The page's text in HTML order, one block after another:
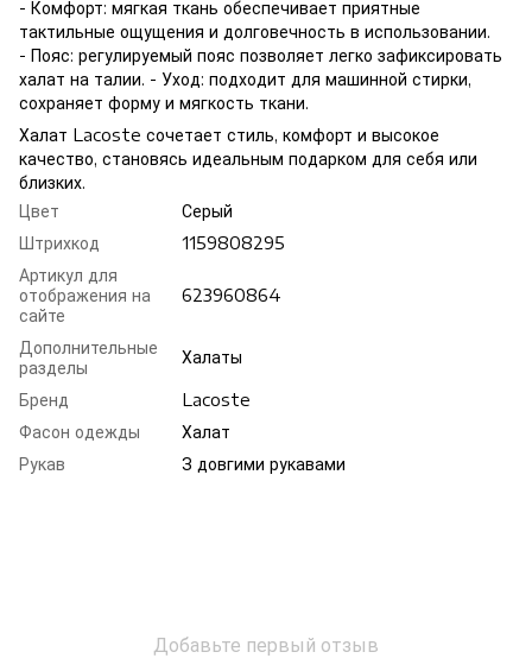
- Комфорт: мягкая ткань обеспечивает приятные
тактильные ощущения и долговечность в использовании.
- Пояс: регулируемый пояс позволяет легко зафиксировать
халат на талии. - Уход: подходит для машинной стирки,
сохраняет форму и мягкость ткани.
Халат Lacoste сочетает стиль, комфорт и высокое
качество, становясь идеальным подарком для себя или
близких.
Цвет
Серый
Штрихкод
1159808295
Артикул для
отображения на
сайте
623960864
Дополнительные
разделы
Халаты
Бренд
Lacoste
Фасон одежды
Халат
Рукав
З довгими рукавами
Добавьте первый отзыв